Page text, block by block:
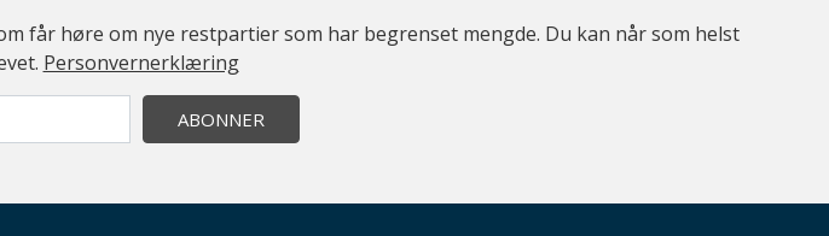
får høre om nye restpartier som har begrenset mengde. Du kan når som helst
Personvernerklæring
ABONNER